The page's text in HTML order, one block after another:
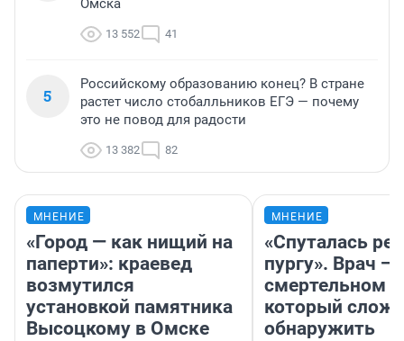
Омска
13 552 41
5
Российскому образованию конец? В стране
растет число стобалльников ЕГЭ — почему
это не повод для радости
13 382 82
МНЕНИЕ
«Город — как нищий на
паперти»: краевед
возмутился
установкой памятника
Высоцкому в Омске
МНЕНИЕ
«Спуталась
пургу». Врач —
смертельном
который
обнаружить